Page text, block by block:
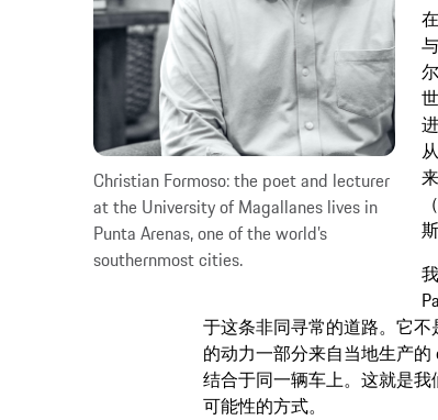
Christian Formoso: the poet and lecturer
at the University of Magallanes lives in
Punta Arenas, one of the world’s
southernmost cities.
于这条非同寻常的道路。它
的动力一部分来自当地生产
结合于同一辆车上。这就是
可能性的方式。